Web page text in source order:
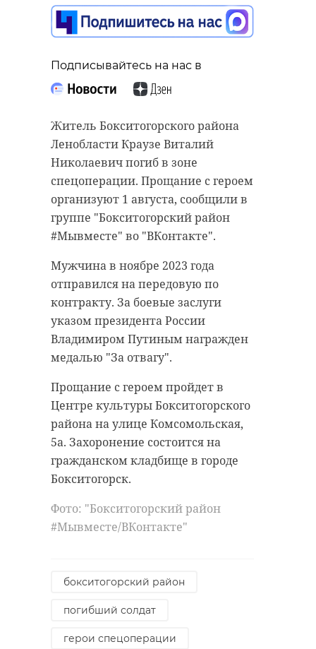
Подписывайтесь на нас в
Житель Бокситогорского района
Ленобласти Краузе Виталий
Николаевич погиб в зоне
спецоперации. Прощание с героем
организуют 1 августа, сообщили в
группе "Бокситогорский район
#Мывместе" во "ВКонтакте".
Мужчина в ноябре 2023 года
отправился на передовую по
контракту. За боевые заслуги
указом президента России
Владимиром Путиным награжден
медалью "За отвагу".
Прощание с героем пройдет в
Центре культуры Бокситогорского
района на улице Комсомольская,
5а. Захоронение состоится на
гражданском кладбище в городе
Бокситогорск.
Фото: "Бокситогорский район
#Мывместе/ВКонтакте"
бокситогорский район
погибший солдат
герои спецоперации
Подписывайтесь на нас в
Аварийные бригады
"Леноблводоканала" продолжают
укреплять водную
инфраструктуру в Донецкой
Народной Республике. За
прошедшую неделю специалисты
устранили 23 аварии.
10 порывов удалось
ликвидировать в Донецке. Так, на
улице Скляренко заменили 35-
метровый участок трубы, здесь же
отремонтировали гидрант и
задвижки. А на улице Шутова
В Енакиево за неделю устранили
13 аварий. Заменено 15 погонных
метров труб на наиболее
изношенных отрезках
магистралей.
Фото: "Леноблводоканал"
Енакиево
провели "Зарядку со
стражем порядка"
30 июля 2025, 19:24
Подписывайтесь на нас в
Сотрудники полиции Петербурга
и Ленобласти 29 июля
присоединились к акции "Зарядка
со стражем порядка". Утро по-
спортивному правоохранители
организовали для активистов
"Движения Первых", отдыхающих
в лагере "Восток" в
Бокситогорском районе 47
Разминочные и физические
упражнения ребята выполняли
под чутким
руководством старших сержантов
полиции Никиты Маркова и
профессионально занимающихся
силовыми видами спорта, а также
полицейские
продемонстрировали активистам